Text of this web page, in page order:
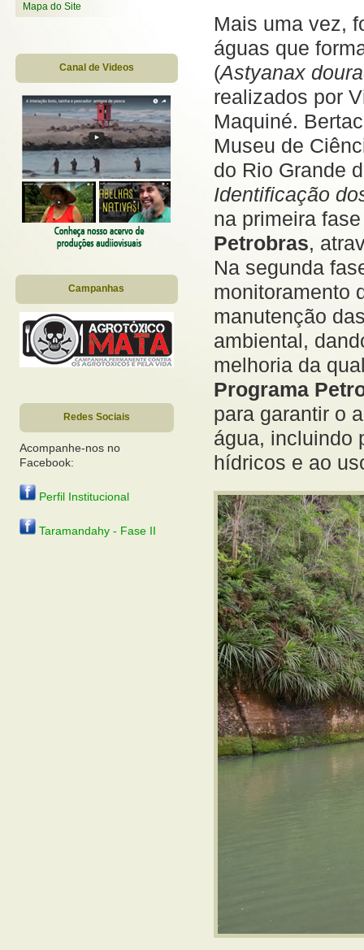
Mapa do Site
Canal de Videos
Campanhas
Redes Sociais
Acompanhe-nos no
Facebook:
Perfil Institucional
Taramandahy - Fase II
Mais uma vez,
águas que
(Astyanax
realizados por
Maquiné.
Museu de
do Rio Grande
Identificação
na primeira
Petrobras,
Na segunda
monitoramento
manutenção
ambiental,
melhoria da
Programa
para garantir o
água, incluindo
hídricos e ao